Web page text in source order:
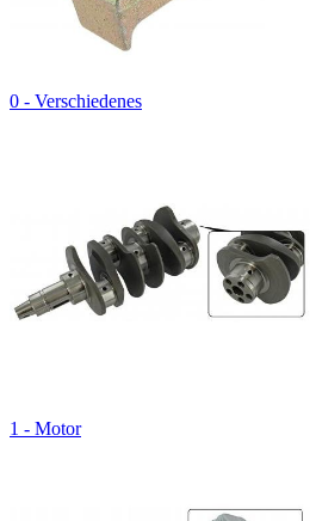
0 - Verschiedenes
1 - Motor